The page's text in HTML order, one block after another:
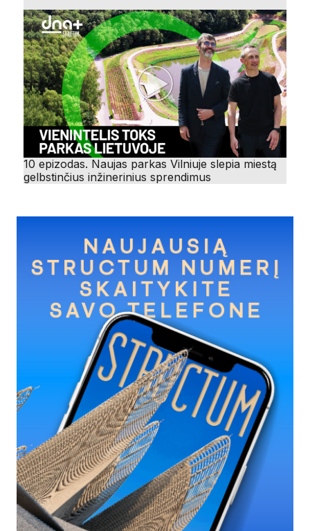
10 epizodas. Naujas parkas Vilniuje slepia miestą
gelbstinčius inžinerinius sprendimus